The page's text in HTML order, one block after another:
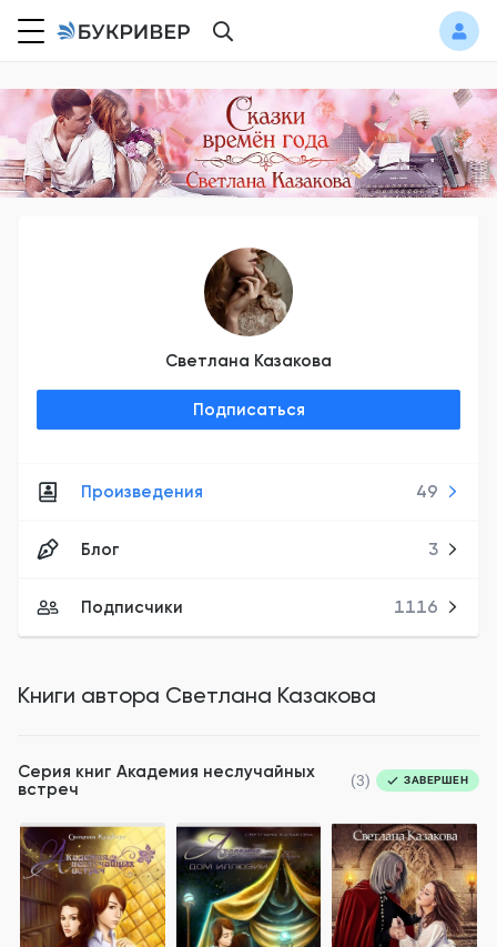
Светлана Казакова
Подписаться
Произведения 49
Блог 3
Подписчики 1116
Книги автора Светлана Казакова
Серия книг Академия неслучайных
встреч
(3) ЗАВЕРШЕН